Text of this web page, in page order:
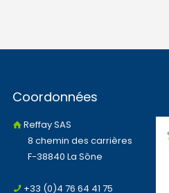
Coordonnées
Reffay SAS
8 chemin des carrières
F-38840 La Sône
+33 (0)4 76 64 41 75